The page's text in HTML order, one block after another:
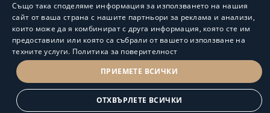
Изработка и поддръжка:ShalomDev.com
© Hus Estate 2022. All Rights Reserved.Общи условия за ползване
Също така споделяме информация за използването на нашия
сайт от ваша страна с нашите партньори за реклама и анализи,
които може да я комбинират с друга информация, която сте им
предоставили или която са събрали от вашето използване на
техните услуги. Политика за поверителност
ПРИЕМЕТЕ ВСИЧКИ
ОТХВЪРЛЕТЕ ВСИЧКИ